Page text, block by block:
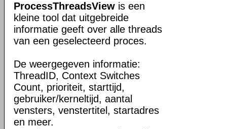
ProcessThreadsView is een
kleine tool dat uitgebreide
informatie geeft over alle threads
van een geselecteerd proces.
De weergegeven informatie:
ThreadID, Context Switches
Count, prioriteit, starttijd,
gebruiker/kerneltijd, aantal
vensters, venstertitel, startadres
en meer.